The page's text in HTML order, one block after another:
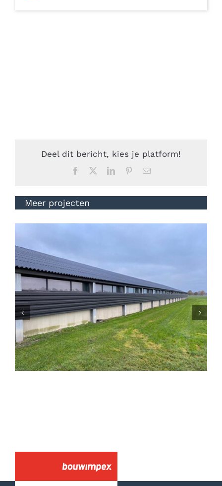
Deel dit bericht, kies je platform!
Facebook
TwitterLinkedInPinterest
E-
Meer projecten